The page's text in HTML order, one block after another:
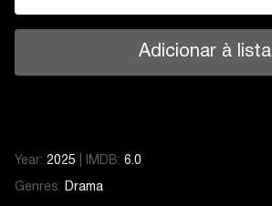
Adicionar à lista
Year: 2025 IMDB: 6.0
Genres: Drama